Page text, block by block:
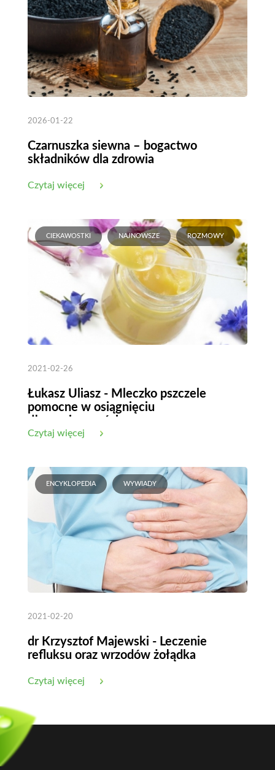
2026-01-22
Czarnuszka siewna – bogactwo
składników dla zdrowia
Czytaj więcej
CIEKAWOSTKI NAJNOWSZE ROZMOWY
2021-02-26
Łukasz Uliasz - Mleczko pszczele
pomocne w osiągnięciu
Czytaj więcej
ENCYKLOPEDIA WYWIADY
2021-02-20
dr Krzysztof Majewski - Leczenie
refluksu oraz wrzodów żołądka
Czytaj więcej